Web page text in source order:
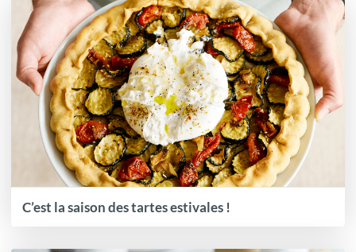
C’est la saison des tartes estivales !